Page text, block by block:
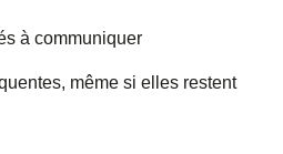
à communiquer
même si elles restent